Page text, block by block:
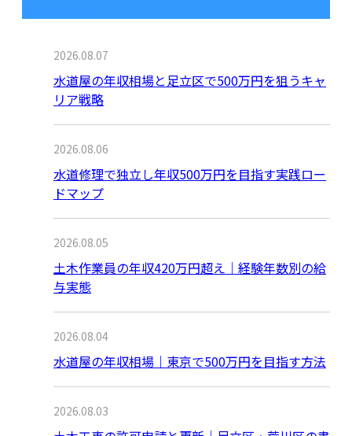
2026.08.07
水道屋の年収相場と足立区で500万円を狙うキャ
リア戦略
2026.08.06
水道修理で独立し年収500万円を目指す実践ロー
ドマップ
2026.08.05
土木作業員の年収420万円超え｜経験年数別の給
与実態
2026.08.04
水道屋の年収相場｜東京で500万円を目指す方法
2026.08.03